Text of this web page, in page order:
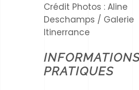
Crédit Photos : Aline
Deschamps / Galerie
Itinerrance
PRATIQUES